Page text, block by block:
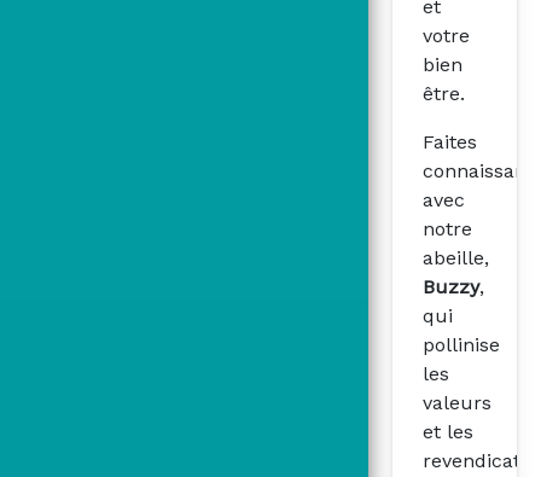
et
votre
bien
être.
Faites
avec
notre
abeille,
Buzzy,
qui
pollinise
les
valeurs
et les